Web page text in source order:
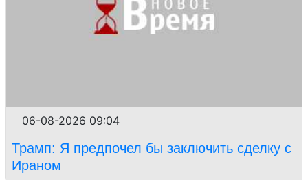
06-08-2026 09:04
Трамп: Я предпочел бы заключить сделку с
Ираном